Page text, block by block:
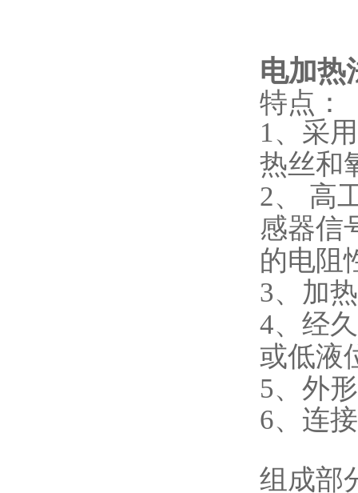
电加热
特点：
1、采
热丝和
2、 高
感器信
的电阻
3、加
4、经
或低液
5、外
6、连
组成部